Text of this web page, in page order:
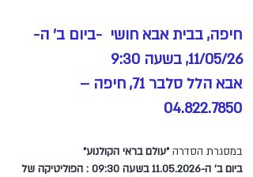
חיפה, בבית אבא חושי -ביום ב' ה-
11/05/26, בשעה 9:30
אבא הלל סלבר 71, חיפה –
04.822.7850
במסגרת הסדרה "עולם בראי הקולנוע"
ביום ב' ה-11.05.2026 בשעה 09:30 : הפוליטיקה של